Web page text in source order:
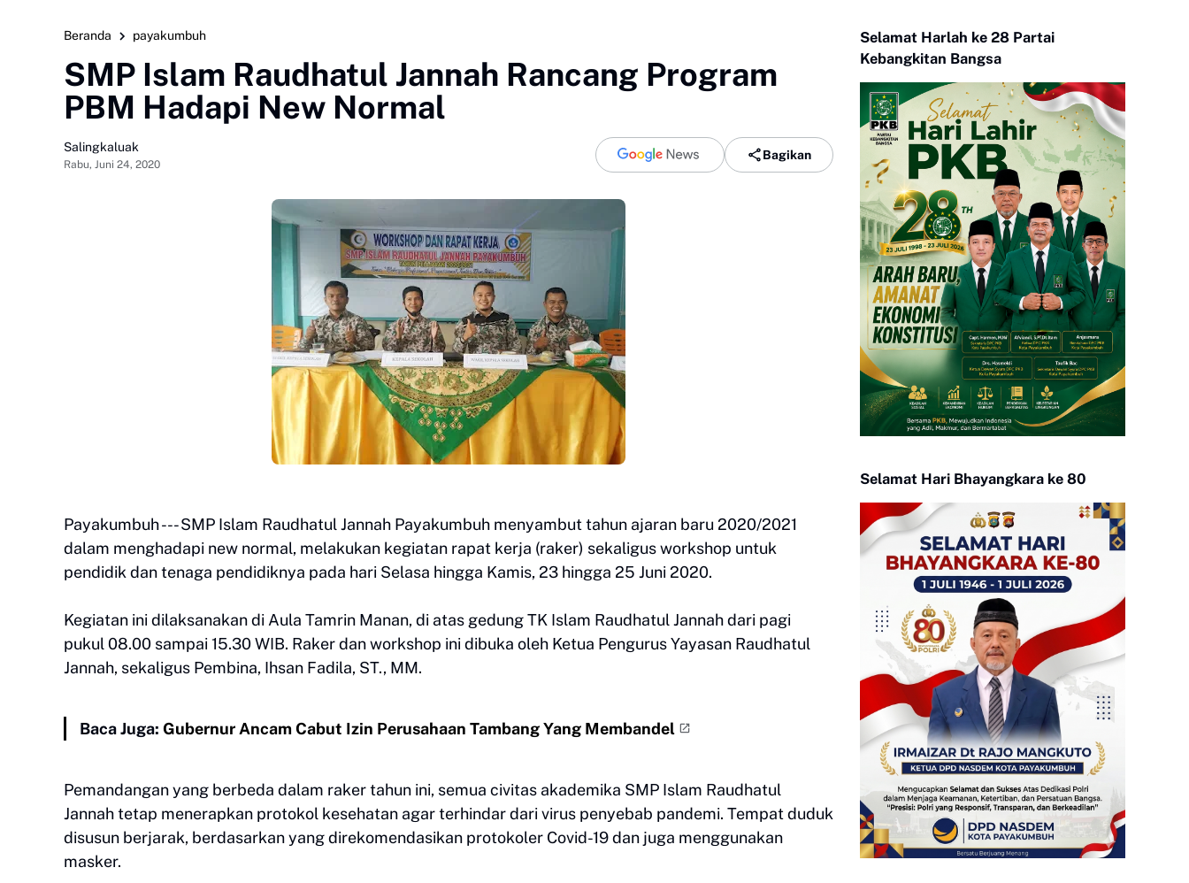
Beranda payakumbuh
SMP Islam Raudhatul Jannah Rancang Program
PBM Hadapi New Normal
Salingkaluak
Rabu, Juni 24, 2020
Bagikan
Payakumbuh --- SMP Islam Raudhatul Jannah Payakumbuh menyambut tahun ajaran baru 2020/2021
dalam menghadapi new normal, melakukan kegiatan rapat kerja (raker) sekaligus workshop untuk
pendidik dan tenaga pendidiknya pada hari Selasa hingga Kamis, 23 hingga 25 Juni 2020.
Kegiatan ini dilaksanakan di Aula Tamrin Manan, di atas gedung TK Islam Raudhatul Jannah dari pagi
pukul 08.00 sampai 15.30 WIB. Raker dan workshop ini dibuka oleh Ketua Pengurus Yayasan Raudhatul
Jannah, sekaligus Pembina, Ihsan Fadila, ST., MM.
Baca Juga: Gubernur Ancam Cabut Izin Perusahaan Tambang Yang Membandel
Pemandangan yang berbeda dalam raker tahun ini, semua civitas akademika SMP Islam Raudhatul
Jannah tetap menerapkan protokol kesehatan agar terhindar dari virus penyebab pandemi. Tempat duduk
disusun berjarak, berdasarkan yang direkomendasikan protokoler Covid-19 dan juga menggunakan
masker.
Selamat Harlah ke 28 Partai
Kebangkitan Bangsa
Selamat Hari Bhayangkara ke 80